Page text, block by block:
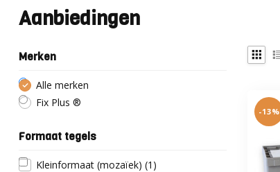
Aanbiedingen
Merken
Alle merken
Fix Plus ®
Formaat tegels
Kleinformaat (mozaïek) (1)
-13%